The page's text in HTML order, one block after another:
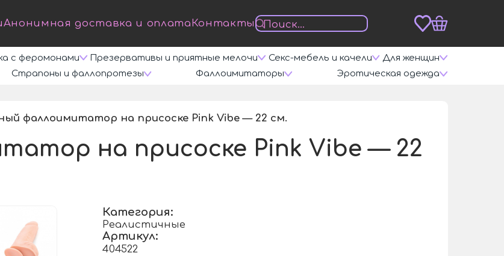
Анонимная доставка и оплата Контакты
с феромонами Презервативы и приятные мелочи Секс-мебель и качели
Для женщин
Страпоны и фаллопротезы Фаллоимитаторы Эротическая одежда
фаллоимитатор на присоске Pink Vibe — 22 см.
на присоске Pink Vibe — 22
Категория:
Реалистичные
Артикул:
404522